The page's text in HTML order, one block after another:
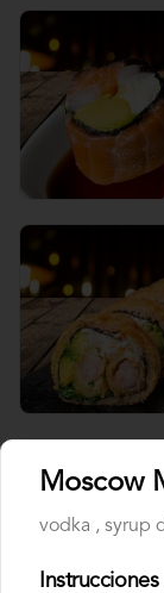
Moscow
vodka , syrup